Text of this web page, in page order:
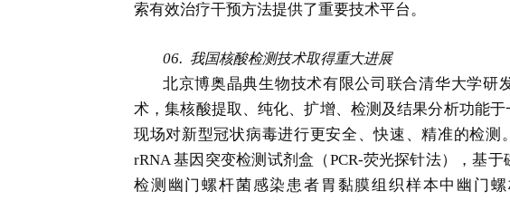
索有效治疗干预方法提供了重要技术平台。
06. 我国核酸检测技术取得重大进展
北京博奥晶典生物技术有限公司联合清华大学研
术，集核酸提取、纯化、扩增、检测及结果分析功能
现场对新型冠状病毒进行更安全、快速、精准的检
rRNA 基因突变检测试剂盒（PCR-荧光探针法），基
检测幽门螺杆菌感染患者胃黏膜组织样本中幽门